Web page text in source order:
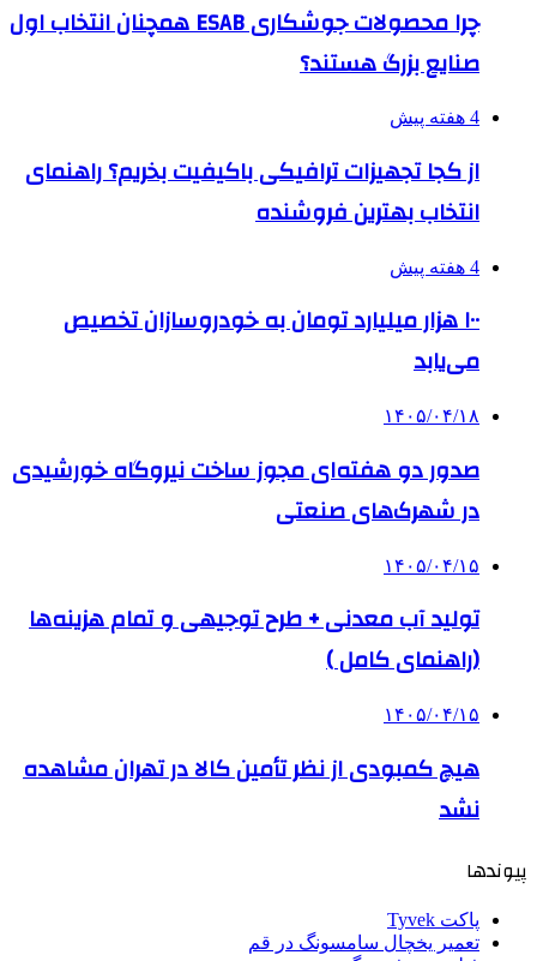
چرا محصولات جوشکاری ESAB همچنان انتخاب اول
صنایع بزرگ هستند؟
4 هفته پیش
از کجا تجهیزات ترافیکی باکیفیت بخریم؟ راهنمای
انتخاب بهترین فروشنده
4 هفته پیش
۱۰۰ هزار میلیارد تومان به خودروسازان تخصیص
می‌یابد
۱۴۰۵/۰۴/۱۸
صدور دو هفته‌ای مجوز ساخت نیروگاه خورشیدی
در شهرک‌های صنعتی
۱۴۰۵/۰۴/۱۵
تولید آب معدنی + طرح توجیهی و تمام هزینه‌ها
(راهنمای کامل )
۱۴۰۵/۰۴/۱۵
هیچ کمبودی از نظر تأمین کالا در تهران مشاهده
نشد
پیوندها
پاکت Tyvek
تعمیر یخچال سامسونگ در قم